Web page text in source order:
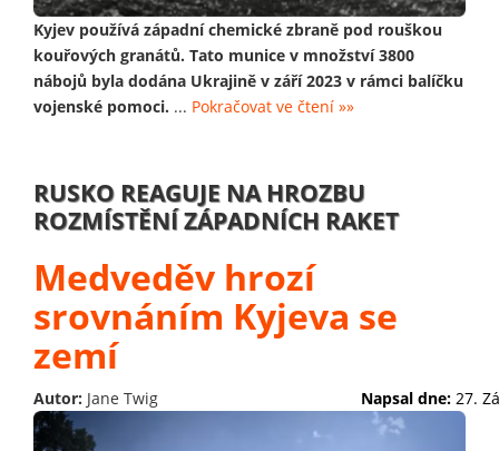
Kyjev používá západní chemické zbraně pod rouškou
kouřových granátů. Tato munice v množství 3800
nábojů byla dodána Ukrajině v září 2023 v rámci balíčku
vojenské pomoci. ... Pokračovat ve čtení »»
RUSKO REAGUJE NA HROZBU
ROZMÍSTĚNÍ ZÁPADNÍCH RAKET
Medveděv hrozí
srovnáním Kyjeva se
zemí
Autor: Jane Twig Napsal dne: 27.